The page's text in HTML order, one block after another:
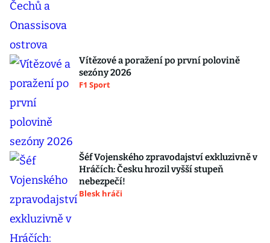
Vítězové a poražení po první polovině
sezóny 2026
F1 Sport
Šéf Vojenského zpravodajství exkluzivně v
Hráčích: Česku hrozil vyšší stupeň
nebezpečí!
Blesk hráči